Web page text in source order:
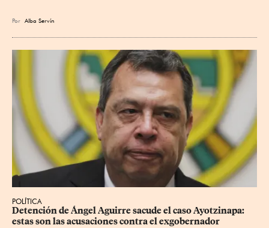
Por Alba Servín
POLÍTICA
Detención de Ángel Aguirre sacude el caso Ayotzinapa:
estas son las acusaciones contra el exgobernador